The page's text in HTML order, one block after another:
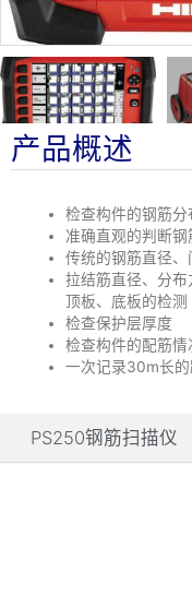
产品概述
检查构件的钢筋分
准确直观的判断钢
传统的钢筋直径
拉结筋直径、分布
顶板、底板的检测
检查保护层厚度
检查构件的配筋情
一次记录30m长
PS250钢筋扫描仪